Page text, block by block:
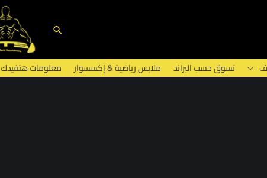
البحث
تسوق حسب البراند ملابس رياضية & إكسسوار معلومات هتفيدك